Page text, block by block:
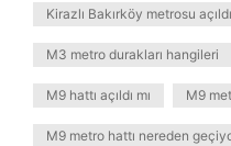
Kirazlı Bakırköy metrosu açıldı
M3 metro durakları hangileri
M9 hattı açıldı mı M9
M9 metro hattı nereden